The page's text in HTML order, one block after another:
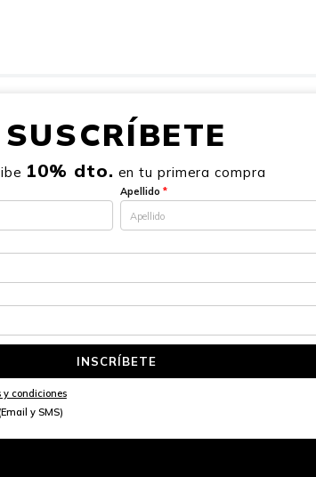
SUSCRÍBETE
10% dto. en tu primera compra
Apellido *
INSCRÍBETE
y condiciones
y SMS)